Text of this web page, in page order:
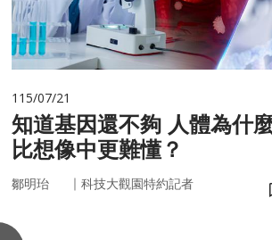
籤
115/07/21
知道基因還不夠 人體為什麼
比想像中更難懂？
鄒明珆 ｜ 科技大觀園特約記者